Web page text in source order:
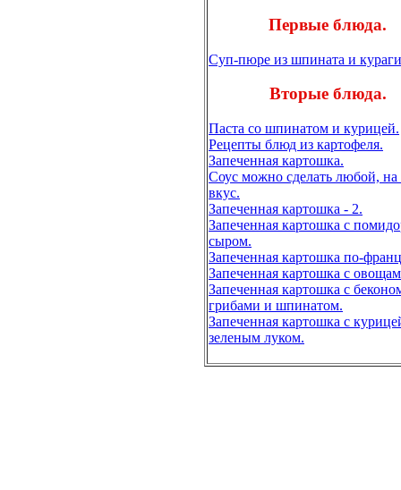
Первые блюда.
Суп-пюре из шпината и
Вторые блюда.
Паста со шпинатом и курицей.
Pецепты блюд из картофеля.
Запеченная картошка.
Соус можно сделать любой,
вкус.
Запеченная картошка - 2.
Запеченная картошка с
сыром.
Запеченная картошка по-
Запеченная картошка с
Запеченная картошка с
грибами и шпинатом.
Запеченная картошка с
зеленым луком.